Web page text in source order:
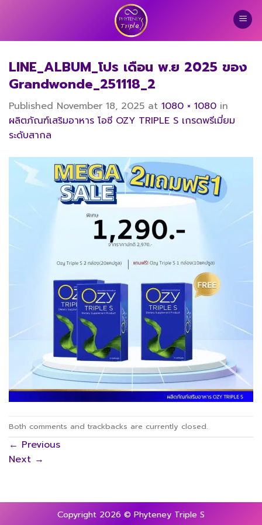
LINE_ALBUM_โปร เดือน พ.ย 2025 ของ
Grandwonde_251118_2
Published November 18, 2025 at 1080 × 1080 in
ผลิตภัณฑ์เสริมอาหาร โอซี OZY TRIPLE S เกรดพรีเมี่ยม
ระดับสากล
Both comments and trackbacks are currently closed.
← Previous
Next →
Copyright 2026 © Phyteney Triple S